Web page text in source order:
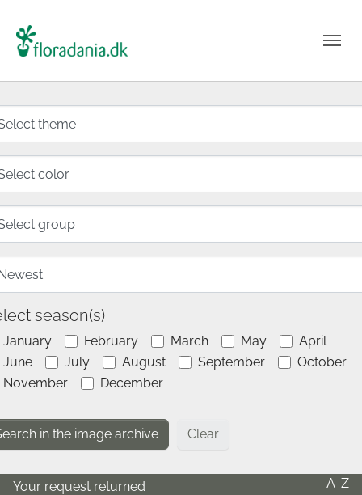
Clear
season(s)
January February March May
April
June
July August September
October
November
December
Your request returned
A-Z